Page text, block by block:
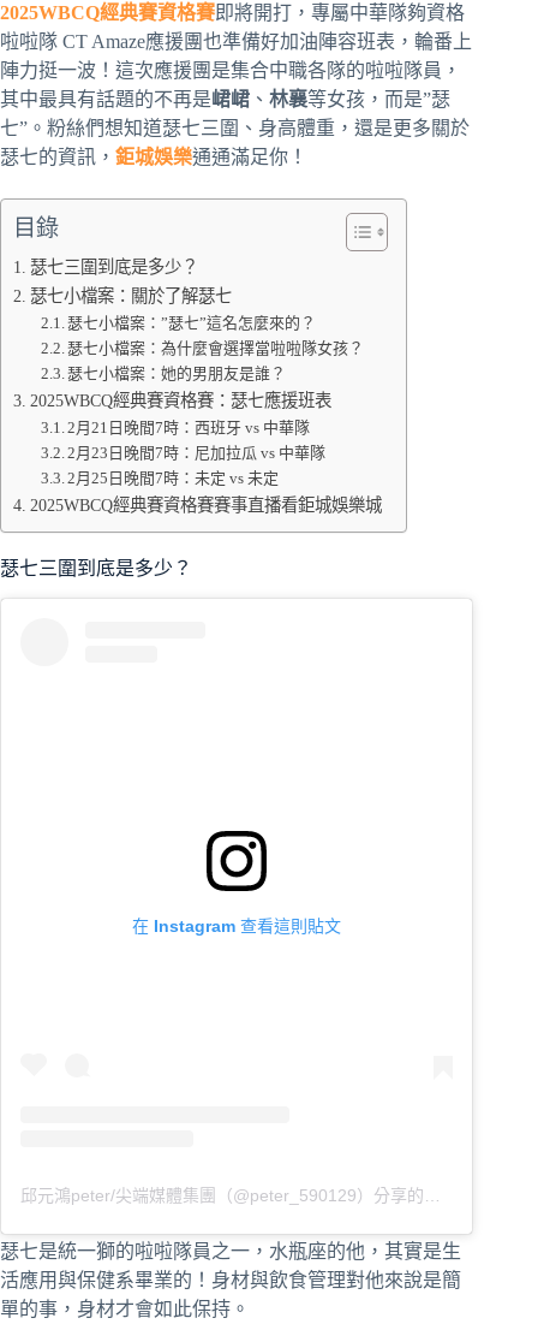
2025WBCQ經典賽資格賽即將開打，專屬中華隊夠資格
啦啦隊 CT Amaze應援團也準備好加油陣容班表，輪番上
陣力挺一波！這次應援團是集合中職各隊的啦啦隊員，
其中最具有話題的不再是峮峮 、 林襄等女孩，而是”瑟
七”。粉絲們想知道瑟七三圍、身高體重，還是更多關於
瑟七的資訊， 鉅城娛樂通通滿足你！
目錄
瑟七三圍到底是多少？
瑟七小檔案：關於了解瑟七
瑟七小檔案：”瑟七”這名怎麼來的？
瑟七小檔案：為什麼會選擇當啦啦隊女孩？
瑟七小檔案：她的男朋友是誰？
2025WBCQ經典賽資格賽：瑟七應援班表
2月21日晚間7時：西班牙 vs 中華隊
2月23日晚間7時：尼加拉瓜 vs 中華隊
2月25日晚間7時：未定 vs 未定
2025WBCQ經典賽資格賽賽事直播看鉅城娛樂城
瑟七三圍到底是多少？
在 Instagram 查看這則貼文
邱元鴻peter/尖端媒體集團（@peter_590129）分享的貼文
瑟七是統一獅的啦啦隊員之一，水瓶座的他，其實是生
活應用與保健系畢業的！身材與飲食管理對他來說是簡
單的事，身材才會如此保持。